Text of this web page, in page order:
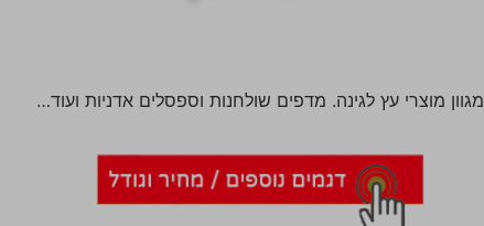
מגוון מוצרי עץ לגינה. מדפים שולחנות וספסלים אדניות ועוד…